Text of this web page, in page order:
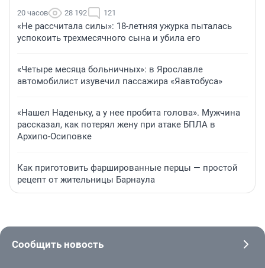
20 часов 28 192 121
«Не рассчитала силы»: 18-летняя ужурка пыталась
успокоить трехмесячного сына и убила его
«Четыре месяца больничных»: в Ярославле
автомобилист изувечил пассажира «Яавтобуса»
«Нашел Наденьку, а у нее пробита голова». Мужчина
рассказал, как потерял жену при атаке БПЛА в
Архипо-Осиповке
Как приготовить фаршированные перцы — простой
рецепт от жительницы Барнаула
Сообщить новость